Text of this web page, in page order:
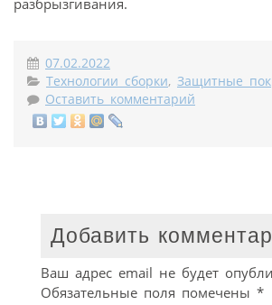
07.02.2022
Технологии сборки, Защитные
Оставить комментарий
Добавить
Ваш адрес email не будет
Обязательные поля помечены *